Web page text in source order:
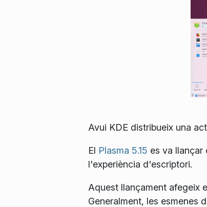
Avui KDE distribueix una
El Plasma 5.15 es va llançar
l'experiència d'escriptori.
Aquest llançament afegeix
Generalment, les esmenes